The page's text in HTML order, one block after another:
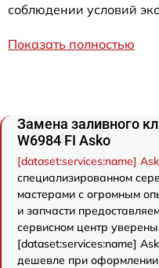
соблюдении условий
Показать полностью
Замена заливного
W6984 FI Asko
[dataset:services:name]
специализированном
мастерами с огромным
и запчасти
сервисном центр
[dataset:services:name]
дешевле при оформлении